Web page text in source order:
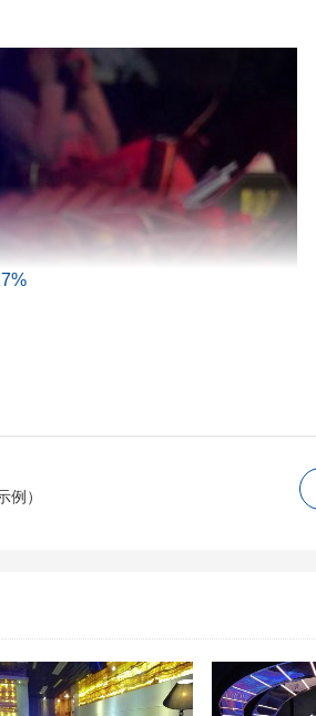
好久捏车公庙地铁站D2出口（有扶梯）
手液服务态度非常ok因为是节假日中房
格！！！上到二楼前台之后会有专门的
房有配备厕所但是要出房间门右转也算
）